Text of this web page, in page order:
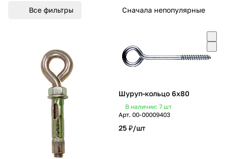
Все фильтры Сначала непопулярные
Шуруп-кольцо 6х80
В наличии: 7 шт
Арт. 00-00009403
25 ₽/шт